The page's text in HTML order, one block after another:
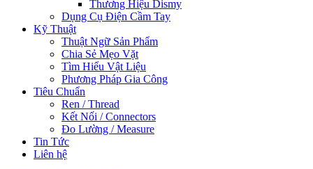
Thương Hiệu Dismy
Dụng Cụ Điện Cầm Tay
Kỹ Thuật
Thuật Ngữ Sản Phẩm
Chia Sẻ Mẹo Vặt
Tìm Hiểu Vật Liệu
Phương Pháp Gia Công
Tiêu Chuẩn
Ren / Thread
Kết Nối / Connectors
Đo Lường / Measure
Tin Tức
Liên hệ